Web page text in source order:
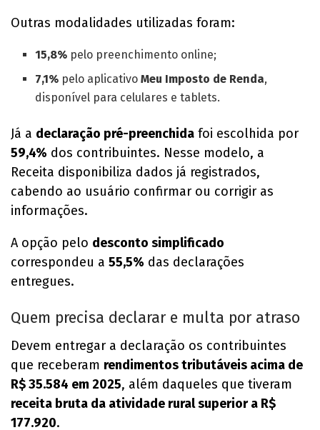
Outras modalidades utilizadas foram:
15,8% pelo preenchimento online;
7,1% pelo aplicativoMeu Imposto de Renda,
disponível para celulares e tablets.
Já a declaração pré-preenchida foi escolhida por
59,4% dos contribuintes. Nesse modelo, a
Receita disponibiliza dados já registrados,
cabendo ao usuário confirmar ou corrigir as
informações.
A opção pelo desconto simplificado
correspondeu a 55,5% das declarações
entregues.
Quem precisa declarar e multa por atraso
Devem entregar a declaração os contribuintes
que receberam rendimentos tributáveis acima de
R$ 35.584 em 2025, além daqueles que tiveram
receita bruta da atividade rural superior a R$
177.920.